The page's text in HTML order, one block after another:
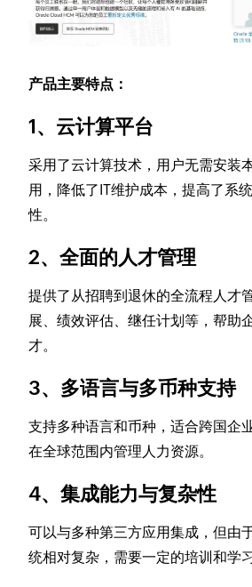
产品主要特点：
1、云计算平台
采用了云计算技术，用户无需安装
用，降低了IT维护成本，提高了系
性。
2、全面的人才管理
提供了从招聘到退休的全流程人才
展、绩效评估、继任计划等，帮助
才。
3、多语言与多币种支持
支持多种语言和币种，适合跨国企
在全球范围内管理人力资源。
4、集成能力与复杂性
可以与多种第三方应用集成，但由
统相对复杂，需要一定的培训和学